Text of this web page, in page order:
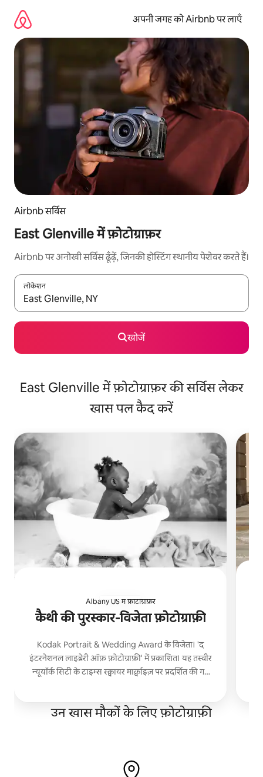
छोड़कर
सीधा
कॉन्टेंट
अपनी जगह को Airbnb पर लाएँ
Airbnb सर्विस
East Glenville में फ़ोटोग्राफ़र
Airbnb पर अनोखी सर्विस ढूँढ़ें, जिनकी होस्टिंग स्थानीय पेशेवर करते हैं।
लोकेशन
नतीजों के उपलब्ध होने पर, अप और डाउन 'ऐरो की' का इस्तेमाल करके नेविगेट
खोजें
East Glenville में फ़ोटोग्राफ़र की सर्विस लेकर
खास पल कैद करें
Albany US में फ़ोटोग्राफ़र
कैथी की पुरस्कार-विजेता फ़ोटोग्राफ़ी
Kodak Portrait & Wedding Award के विजेता। 'द
इंटरनेशनल लाइब्रेरी ऑफ़ फ़ोटोग्राफ़ी' में प्रकाशित। यह तस्वीर
न्यूयॉर्क सिटी के टाइम्स स्क्वायर मार्क्वाइज़ पर प्रदर्शित की गई
उन खास मौकों के लिए फ़ोटोग्राफ़ी